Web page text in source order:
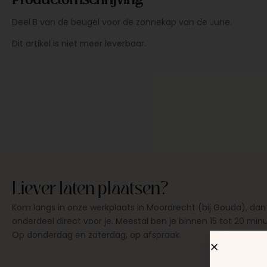
Deel B van de beugel voor de zonnekap van de June.
Dit artikel is niet meer leverbaar.
Liever laten plaatsen?
Kom langs in onze werkplaats in Moordrecht (bij Gouda),
onderdeel direct voor je. Meestal ben je binnen 15 tot 20
Op donderdag en zaterdag, op afspraak.